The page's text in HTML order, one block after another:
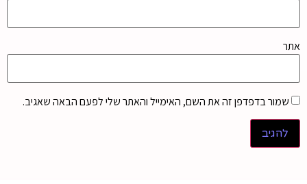
אתר
שמור בדפדפן זה את השם, האימייל והאתר שלי לפעם הבאה שאגיב.